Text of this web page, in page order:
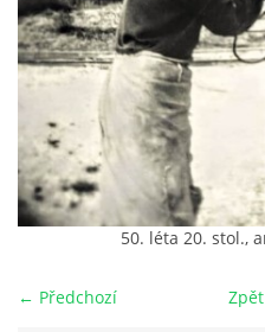
DŮL NA SLÍDU (NA KOLE)
tel. 773
Tento projekt je
50. léta 20. stol.,
← Předchozí